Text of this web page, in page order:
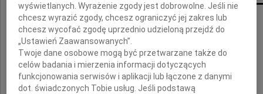
Z głębokim żalem i smutkiem
wyświetlanych. Wyrażenie zgody jest dobrowolne. Jeśli nie
chcesz wyrazić zgody, chcesz ograniczyć jej zakres lub
chcesz wycofać zgodę uprzednio udzieloną przejdź do
„Ustawień Zaawansowanych”.
Twoje dane osobowe mogą być przetwarzane także do
celów badania i mierzenia informacji dotyczących
funkcjonowania serwisów i aplikacji lub łączone z danymi
dot. świadczonych Tobie usług. Jeśli podstawą